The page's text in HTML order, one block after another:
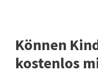
Können
kostenlos